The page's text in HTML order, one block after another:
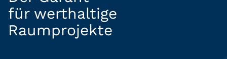
für werthaltige
Raumprojekte